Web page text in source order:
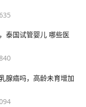
泰国试管婴儿 哪些医
腺癌吗，高龄未育增加